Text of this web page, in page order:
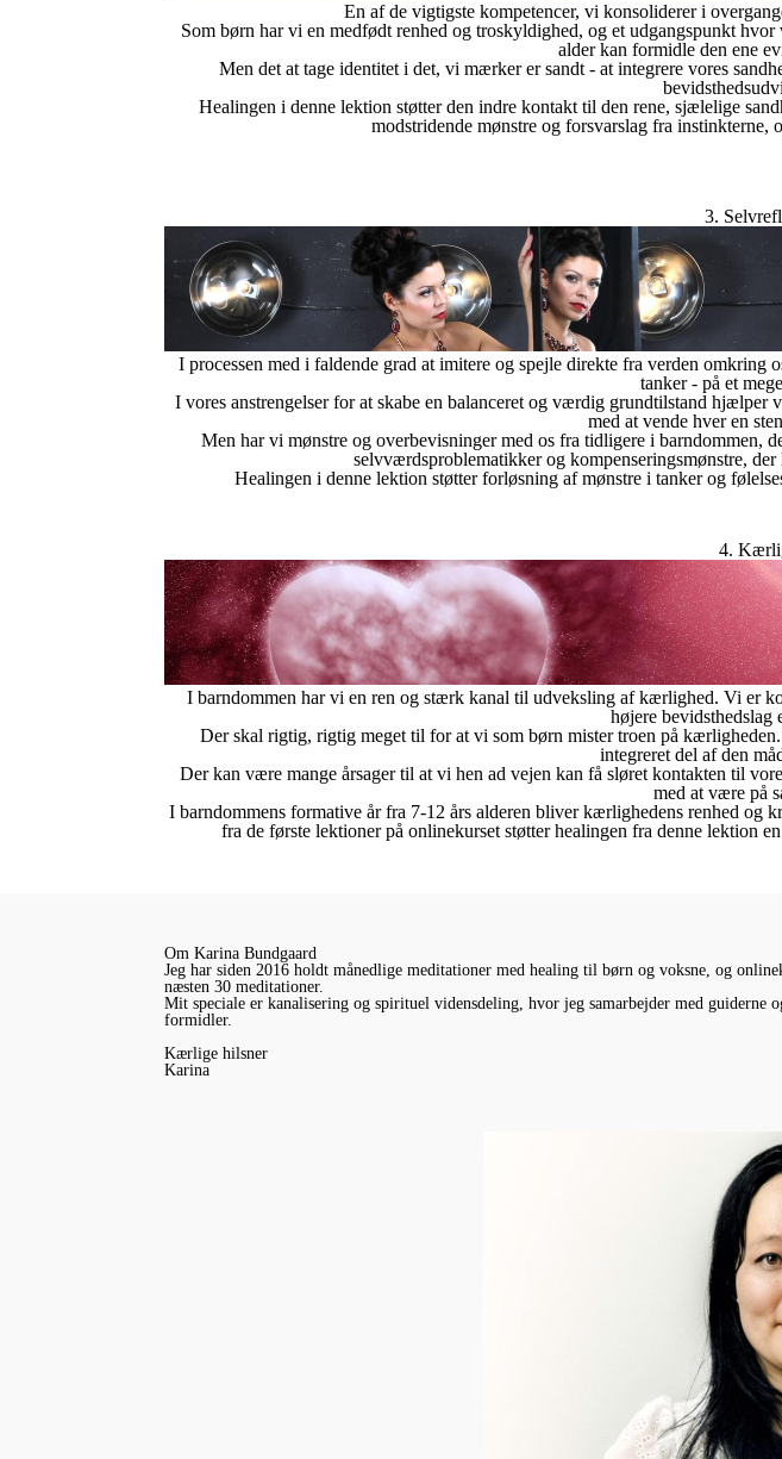
En af de vigtigste kompetencer, vi konsoliderer i
Som børn har vi en medfødt renhed og troskyldighed, og et udgangspunkt
alder kan formidle den ene
Men det at tage identitet i det, vi mærker er sandt - at integrere vores
Healingen i denne lektion støtter den indre kontakt til den rene, sjælelige
modstridende mønstre og forsvarslag fra instinkterne,
3.
I processen med i faldende grad at imitere og spejle direkte fra verden
tanker - på et
I vores anstrengelser for at skabe en balanceret og værdig grundtilstand hjælper
med at vende hver en
Men har vi mønstre og overbevisninger med os fra tidligere i barndommen,
selvværdsproblematikker og kompenseringsmønstre,
Healingen i denne lektion støtter forløsning af mønstre i tanker og
4.
I barndommen har vi en ren og stærk kanal til udveksling af kærlighed. Vi er
højere bevidsthedslag
Der skal rigtig, rigtig meget til for at vi som børn mister troen på
integreret del af den
Der kan være mange årsager til at vi hen ad vejen kan få sløret kontakten til
med at være på
I barndommens formative år fra 7-12 års alderen bliver kærlighedens renhed og
fra de første lektioner på onlinekurset støtter healingen fra denne lektion
Om Karina Bundgaard
Jeg har siden 2016 holdt månedlige meditationer med healing til børn og voksne, og
næsten 30 meditationer.
Mit speciale er kanalisering og spirituel vidensdeling, hvor jeg samarbejder med
formidler.
Kærlige hilsner
Karina